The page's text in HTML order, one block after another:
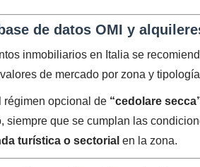
de datos OMI y
inmobiliarios en Italia se
de mercado por zona y
régimen opcional de “cedolare
siempre que se cumplan las
turística o sectorial en la zona.